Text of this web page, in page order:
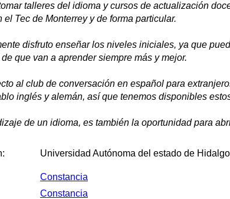
talleres del idioma y cursos de actualización
el Tec de Monterrey y de forma particular.
disfruto enseñar los niveles iniciales, ya que
que van a aprender siempre más y mejor.
al club de conversación en español para
inglés y alemán, así que tenemos disponibles
de un idioma, es también la oportunidad para
Universidad Autónoma del estado de Hidalgo
Constancia
Constancia